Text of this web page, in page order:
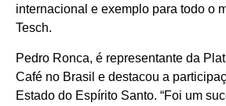
internacional e exemplo para todo o
Tesch.
Pedro Ronca, é representante da
Café no Brasil e destacou a
Estado do Espírito Santo. “Foi um